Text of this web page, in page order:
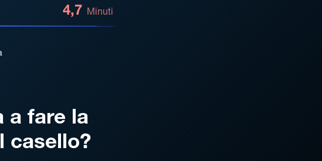
4,7 Minuti
a fare la
casello?